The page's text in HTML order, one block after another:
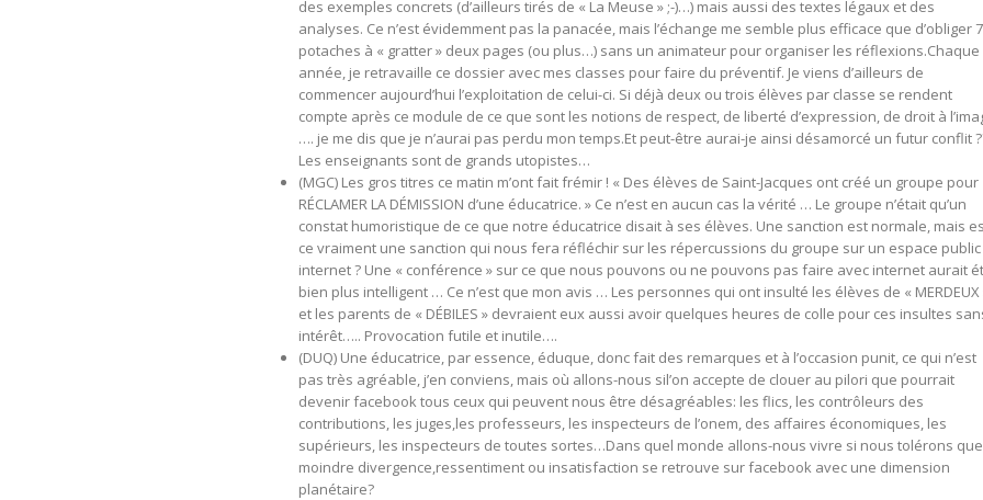
des exemples concrets (d’ailleurs tirés de « La Meuse » ;-)…) mais aussi des textes légaux et des
analyses. Ce n’est évidemment pas la panacée, mais l’échange me semble plus efficace que d’obliger
potaches à « gratter » deux pages (ou plus…) sans un animateur pour organiser les réflexions.Chaque
année, je retravaille ce dossier avec mes classes pour faire du préventif. Je viens d’ailleurs de
commencer aujourd’hui l’exploitation de celui-ci. Si déjà deux ou trois élèves par classe se rendent
compte après ce module de ce que sont les notions de respect, de liberté d’expression, de droit à
…. je me dis que je n’aurai pas perdu mon temps.Et peut-être aurai-je ainsi désamorcé un futur conflit
Les enseignants sont de grands utopistes…
(MGC) Les gros titres ce matin m’ont fait frémir ! « Des élèves de Saint-Jacques ont créé un groupe pour
RÉCLAMER LA DÉMISSION d’une éducatrice. » Ce n’est en aucun cas la vérité … Le groupe n’était qu’un
constat humoristique de ce que notre éducatrice disait à ses élèves. Une sanction est normale, mais
ce vraiment une sanction qui nous fera réfléchir sur les répercussions du groupe sur un espace public
internet ? Une « conférence » sur ce que nous pouvons ou ne pouvons pas faire avec internet aurait
bien plus intelligent … Ce n’est que mon avis … Les personnes qui ont insulté les élèves de « MERDEUX
et les parents de « DÉBILES » devraient eux aussi avoir quelques heures de colle pour ces insultes
intérêt….. Provocation futile et inutile….
(DUQ) Une éducatrice, par essence, éduque, donc fait des remarques et à l’occasion punit, ce qui n’est
pas très agréable, j’en conviens, mais où allons-nous sil’on accepte de clouer au pilori que pourrait
devenir facebook tous ceux qui peuvent nous être désagréables: les flics, les contrôleurs des
contributions, les juges,les professeurs, les inspecteurs de l’onem, des affaires économiques, les
supérieurs, les inspecteurs de toutes sortes…Dans quel monde allons-nous vivre si nous tolérons
moindre divergence,ressentiment ou insatisfaction se retrouve sur facebook avec une dimension
planétaire?